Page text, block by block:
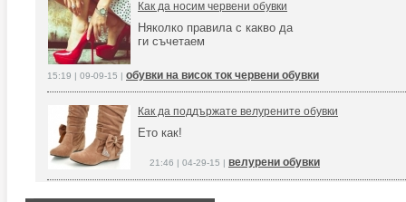
Как да носим червени обувки
Няколко правила с какво да
ги съчетаем
15:19 | 09-09-15 | обувки на висок ток червени обувки
Как да поддържате велурените обувки
Ето как!
21:46 | 04-29-15 | велурени обувки